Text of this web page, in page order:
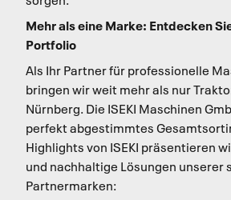
Mehr als eine Marke: Entdecken
Portfolio
Als Ihr Partner für professionelle
bringen wir weit mehr als nur
Nürnberg. Die ISEKI Maschinen
perfekt abgestimmtes
Highlights von ISEKI präsentieren
und nachhaltige Lösungen unserer
Partnermarken: